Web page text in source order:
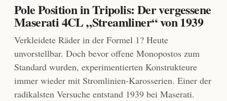
Pole Position in Tripolis: Der vergessene
Maserati 4CL „Streamliner“ von 1939
Verkleidete Räder in der Formel 1? Heute
unvorstellbar. Doch bevor offene Monopostos zum
Standard wurden, experimentierten Konstrukteure
immer wieder mit Stromlinien-Karosserien. Einer der
radikalsten Versuche entstand 1939 bei Maserati.